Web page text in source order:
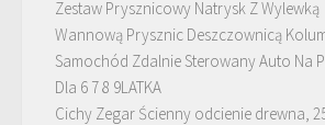
Zestaw Prysznicowy Natrysk Z Wylewką
Wannową Prysznic Deszczownicą
Samochód Zdalnie Sterowany Auto Na
Dla 6 7 8 9LATKA
Cichy Zegar Ścienny odcienie drewna,